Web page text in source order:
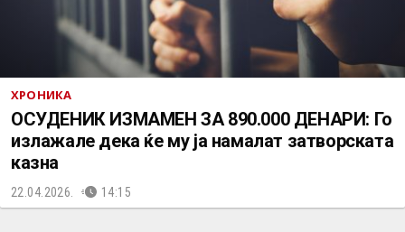
ХРОНИКА
ОСУДЕНИК ИЗМАМЕН ЗА 890.000 ДЕНАРИ: Го
излажале дека ќе му ја намалат затворската
казна
22.04.2026. 14:15